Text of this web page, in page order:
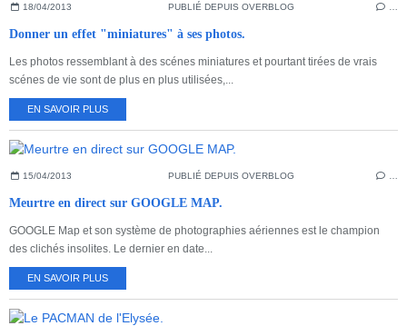
18/04/2013 PUBLIÉ DEPUIS OVERBLOG
Donner un effet "miniatures" à ses photos.
Les photos ressemblant à des scénes miniatures et pourtant tirées de vrais
scénes de vie sont de plus en plus utilisées,...
EN SAVOIR PLUS
15/04/2013 PUBLIÉ DEPUIS OVERBLOG
Meurtre en direct sur GOOGLE MAP.
GOOGLE Map et son système de photographies aériennes est le champion
des clichés insolites. Le dernier en date...
EN SAVOIR PLUS